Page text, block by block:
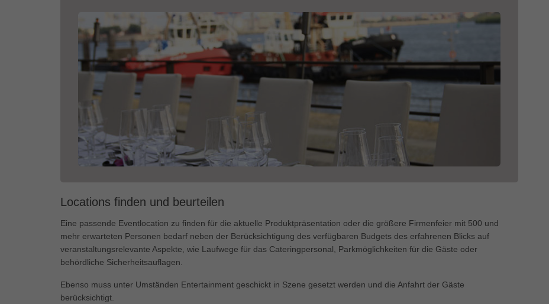
Locations finden und beurteilen
Eine passende Eventlocation zu finden für die aktuelle Produktpräsentation oder die größere Firmenfeier mit 500 und
mehr erwarteten Personen bedarf neben der Berücksichtigung des verfügbaren Budgets des erfahrenen Blicks auf
veranstaltungsrelevante Aspekte, wie Laufwege für das Cateringpersonal, Parkmöglichkeiten für die Gäste oder
behördliche Sicherheitsauflagen.
Ebenso muss unter Umständen Entertainment geschickt in Szene gesetzt werden und die Anfahrt der Gäste
berücksichtigt.